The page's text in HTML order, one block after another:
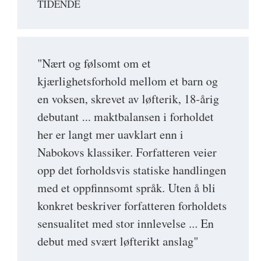
TIDENDE
"Nært og følsomt om et
kjærlighetsforhold mellom et barn og
en voksen, skrevet av løfterik, 18-årig
debutant ... maktbalansen i forholdet
her er langt mer uavklart enn i
Nabokovs klassiker. Forfatteren veier
opp det forholdsvis statiske handlingen
med et oppfinnsomt språk. Uten å bli
konkret beskriver forfatteren forholdets
sensualitet med stor innlevelse ... En
debut med svært løfterikt anslag"